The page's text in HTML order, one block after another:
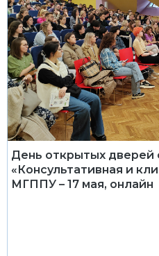
День открытых дверей
«Консультативная и
МГППУ – 17 мая, онлайн